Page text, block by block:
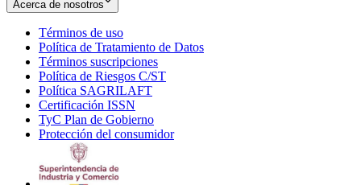
Acerca de nosotros
Términos de uso
in
new
window
Política de Tratamiento de Datos
Términos suscripciones
in
Política de Riesgos C/ST
Política SAGRILAFT
new
window
Certificación ISSN
in
new
TyC Plan de Gobierno
in
Protección del consumidorOpens